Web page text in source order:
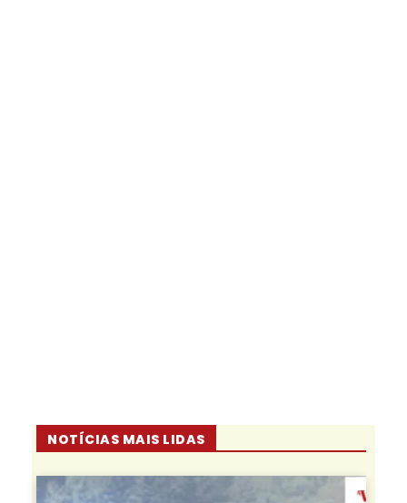
NOTÍCIAS MAIS LIDAS